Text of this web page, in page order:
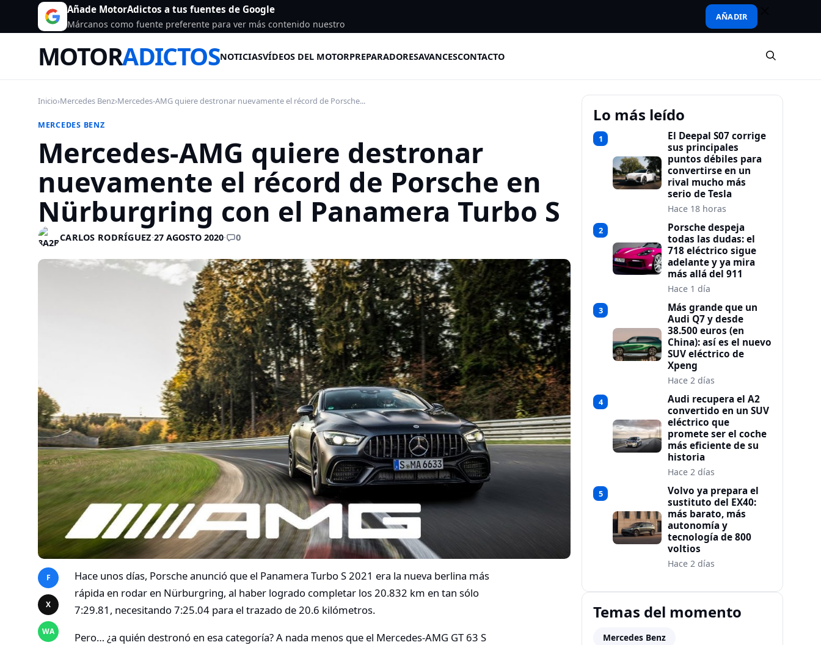
Añade MotorAdictos a tus fuentes de Google
Márcanos como fuente preferente para ver más contenido nuestro
AÑADIR
MOTORADICTOSNOTICIASVÍDEOS DEL MOTORPREPARADORESAVANCESCONTACTO
Inicio›Mercedes Benz›Mercedes-AMG quiere destronar nuevamente el récord de Porsche...
MERCEDES BENZ
Mercedes-AMG quiere destronar
nuevamente el récord de Porsche en
Nürburgring con el Panamera Turbo S
CARLOS RODRÍGUEZ·27 AGOSTO 2020· 0
F
X
WA
Hace unos días, Porsche anunció que el Panamera Turbo S 2021 era la nueva berlina más
rápida en rodar en Nürburgring, al haber logrado completar los 20.832 km en tan sólo
7:29.81, necesitando 7:25.04 para el trazado de 20.6 kilómetros.
Pero… ¿a quién destronó en esa categoría? A nada menos que el Mercedes-AMG GT 63 S
Lo más leído
1
El Deepal S07 corrige
sus principales
puntos débiles para
convertirse en un
rival mucho más
serio de Tesla
Hace 18 horas
2
Porsche despeja
todas las dudas: el
718 eléctrico sigue
adelante y ya mira
más allá del 911
Hace 1 día
3
Más grande que un
Audi Q7 y desde
38.500 euros (en
China): así es el nuevo
SUV eléctrico de
Xpeng
Hace 2 días
4
Audi recupera el A2
convertido en un SUV
eléctrico que
promete ser el coche
más eficiente de su
historia
Hace 2 días
5
Volvo ya prepara el
sustituto del EX40:
más barato, más
autonomía y
tecnología de 800
voltios
Hace 2 días
Temas del momento
Mercedes Benz